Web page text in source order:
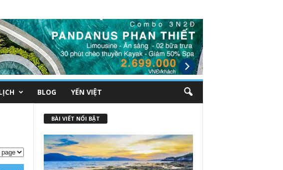
BLOG YẾN VIỆT
BÀI VIẾT NỔI BẬT